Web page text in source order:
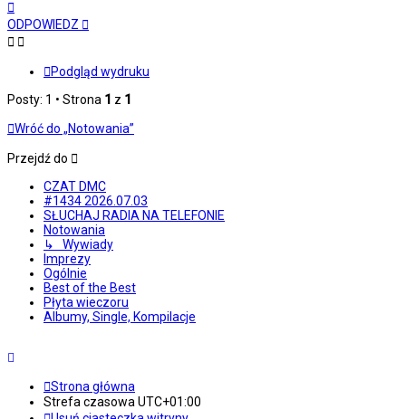
górę
ODPOWIEDZ
Podgląd wydruku
Posty: 1 • Strona 1 z 1
Wróć do „Notowania”
Przejdź do
CZAT DMC
#1434 2026.07.03
SŁUCHAJ RADIA NA TELEFONIE
Notowania
↳ Wywiady
Imprezy
Ogólnie
Best of the Best
Płyta wieczoru
Albumy, Single, Kompilacje
Strona główna
Strefa czasowaUTC+01:00